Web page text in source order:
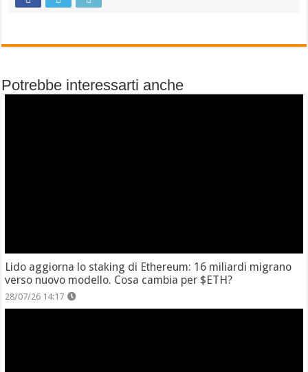
Potrebbe interessarti anche
Lido aggiorna lo staking di Ethereum: 16 miliardi migrano
verso nuovo modello. Cosa cambia per $ETH?
28/07/26 14:17